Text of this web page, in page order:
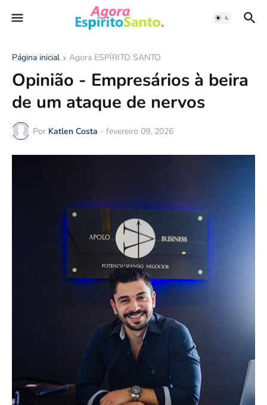
Página inicial Agora ESPÍRITO SANTO
Opinião - Empresários à beira
de um ataque de nervos
Por Katlen Costa - fevereiro 09, 2026